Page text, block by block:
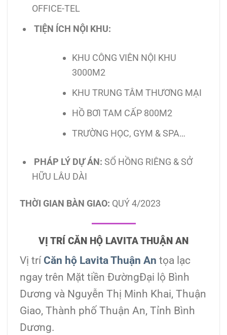
OFFICE-TEL
TIỆN ÍCH NỘI KHU:
KHU CÔNG VIÊN NỘI KHU
3000M2
KHU TRUNG TÂM THƯƠNG MẠI
HỒ BƠI TAM CẤP 800M2
TRƯỜNG HỌC, GYM & SPA…
PHÁP LÝ DỰ ÁN: SỔ HỒNG RIÊNG & SỞ
HỮU LÂU DÀI
THỜI GIAN BÀN GIAO: QUÝ 4/2023
VỊ TRÍ CĂN HỘ LAVITA THUẬN AN
Vị trí Căn hộ Lavita Thuận An tọa lạc
ngay trên Mặt tiền ĐườngĐại lộ Bình
Dương và Nguyễn Thị Minh Khai, Thuận
Giao, Thành phố Thuận An, Tỉnh Bình
Dương.